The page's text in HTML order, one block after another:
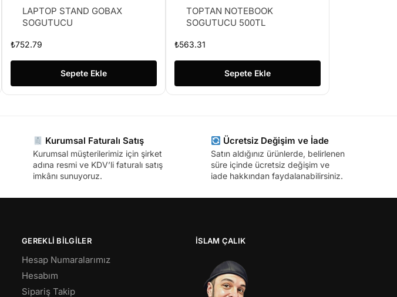
LAPTOP STAND GOBAX
SOGUTUCU
₺752.79
Sepete Ekle
TOPTAN NOTEBOOK
SOGUTUCU 500TL
₺563.31
Sepete Ekle
Kurumsal Faturalı Satış
Kurumsal müşterilerimiz için şirket
adına resmi ve KDV’li faturalı satış
imkânı sunuyoruz.
Ücretsiz Değişim ve İade
Satın aldığınız ürünlerde, belirlenen
süre içinde ücretsiz değişim ve
iade hakkından faydalanabilirsiniz.
GEREKLİ BİLGİLER
Hesap Numaralarımız
Hesabım
Sipariş Takip
İSLAM ÇALIK